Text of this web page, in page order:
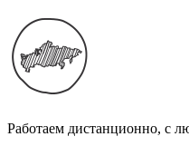
Работаем дистанционно, с